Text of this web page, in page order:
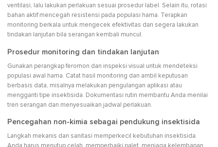
ventilasi, lalu lakukan perlakuan sesuai prosedur label. Selain itu, rotasi
bahan aktif mencegah resistensi pada populasi hama. Terapkan
monitoring berkala untuk mengecek efektivitas dan segera lakukan
tindakan lanjutan bila serangan kembali muncul.
Prosedur monitoring dan tindakan lanjutan
Gunakan perangkap feromon dan inspeksi visual untuk mendeteksi
populasi awal hama. Catat hasil monitoring dan ambil keputusan
berbasis data, misalnya melakukan pengulangan aplikasi atau
mengganti tipe insektisida. Dokumentasi rutin membantu Anda menilai
tren serangan dan menyesuaikan jadwal perlakuan.
Pencegahan non-kimia sebagai pendukung insektisida
Langkah mekanis dan sanitasi memperkecil kebutuhan insektisida.